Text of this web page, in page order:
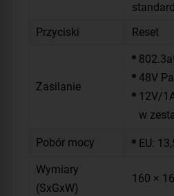
Przyciski
Reset
Zasilanie
48V
12V/
w
Pobór mocy EU:
Wymiary
(SxGxW)
160 ×